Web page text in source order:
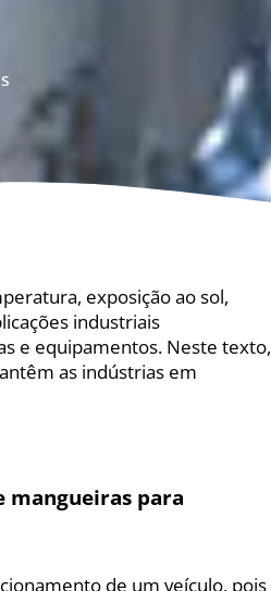
exposição ao sol,
industriais
e equipamentos. Neste texto,
as indústrias em
mangueiras para
de um veículo, pois